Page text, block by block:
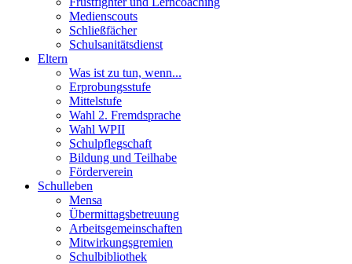
Medienscouts
Schließfächer
Schulsanitätsdienst
Eltern
Was ist zu tun, wenn...
Erprobungsstufe
Mittelstufe
Wahl 2. Fremdsprache
Wahl WPII
Schulpflegschaft
Bildung und Teilhabe
Förderverein
Schulleben
Mensa
Übermittagsbetreuung
Arbeitsgemeinschaften
Mitwirkungsgremien
Schulbibliothek